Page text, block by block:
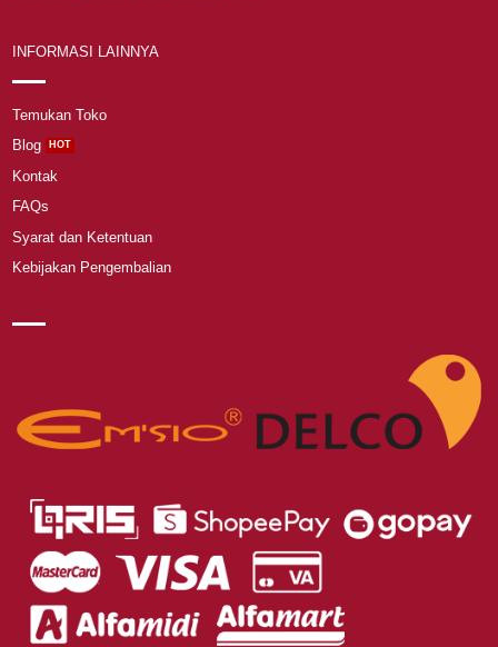
INFORMASI LAINNYA
Temukan Toko
Blog
Kontak
FAQs
Syarat dan Ketentuan
Kebijakan Pengembalian